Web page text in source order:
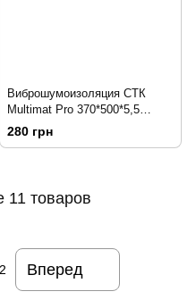
Виброшумоизоляция СТК
Multimat Pro 370*500*5,5
204144
280 грн
11 товаров
Вперед